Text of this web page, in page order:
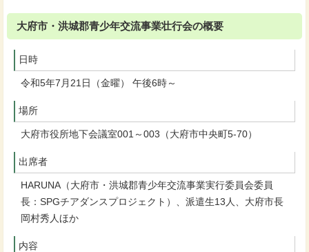
大府市・洪城郡青少年交流事業壮行会の概要
日時
令和5年7月21日（金曜） 午後6時～
場所
大府市役所地下会議室001～003（大府市中央町5-70）
出席者
HARUNA（大府市・洪城郡青少年交流事業実行委員会委員
長：SPGチアダンスプロジェクト）、派遣生13人、大府市長
岡村秀人ほか
内容